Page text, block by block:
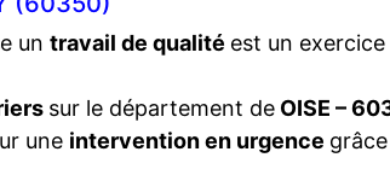
un travail de qualité est un
sur le département de OISE –
une intervention en urgence